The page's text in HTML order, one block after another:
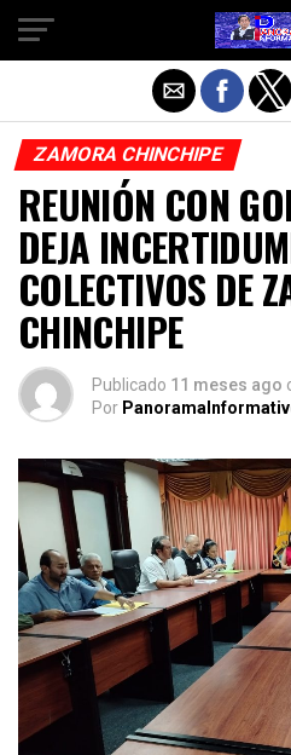
ZAMORA CHINCHIPE
REUNIÓN CON
DEJA
COLECTIVOS DE
CHINCHIPE
Publicado 11 meses ago
Por
Salir de la